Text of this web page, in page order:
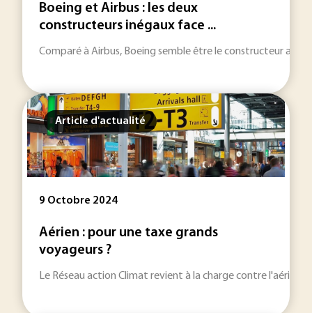
Boeing et Airbus : les deux
constructeurs inégaux face ...
Comparé à Airbus, Boeing semble être le constructeur
Article d'actualité
9 Octobre 2024
Aérien : pour une taxe grands
voyageurs ?
Le Réseau action Climat revient à la charge contre l'aérien